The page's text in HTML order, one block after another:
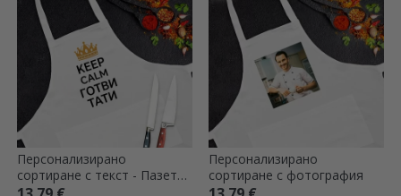
Персонализирано
сортиране с текст - Пазете
спокойствие
Персонализирано
сортиране с фотография